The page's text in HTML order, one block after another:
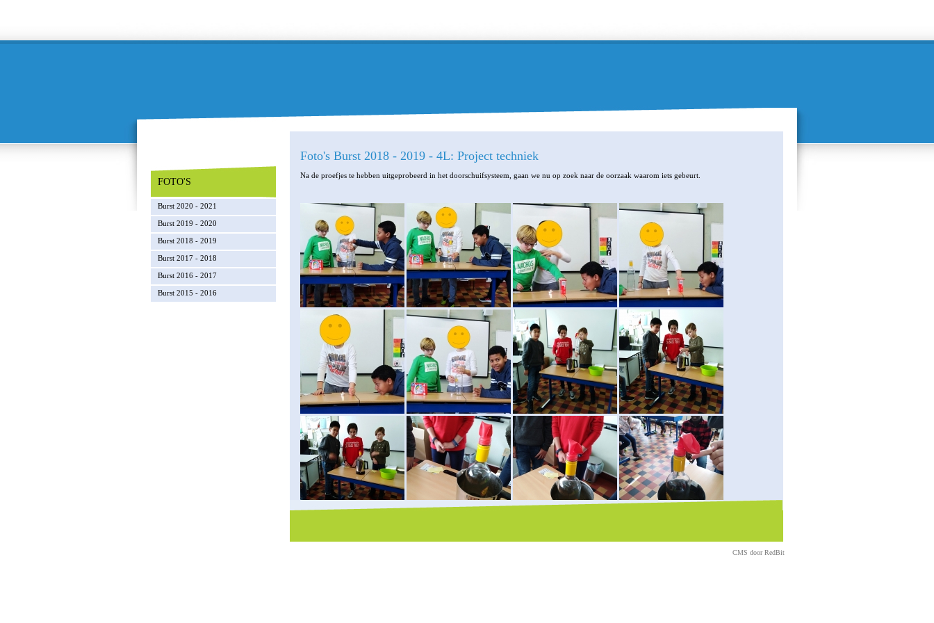
FOTO'S
Burst 2020 - 2021
Burst 2019 - 2020
Burst 2018 - 2019
Burst 2017 - 2018
Burst 2016 - 2017
Burst 2015 - 2016
Foto's Burst 2018 - 2019 - 4L: Project techniek
Na de proefjes te hebben uitgeprobeerd in het doorschuifsysteem, gaan we nu op zoek naar de oorzaak waarom iets gebeurt.
CMS doorRedBit